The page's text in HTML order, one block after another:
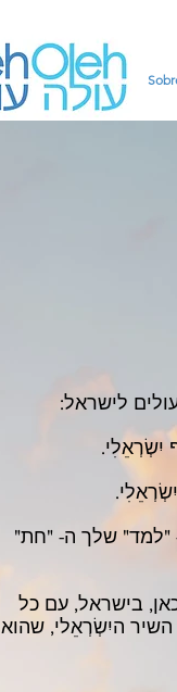
לישראל:
יִשְׂרְאֵלִי.
"למד" שלך ה- "חת"
בישראל, עם כל
השיר היִשְׂרְאֵלי, שהוא